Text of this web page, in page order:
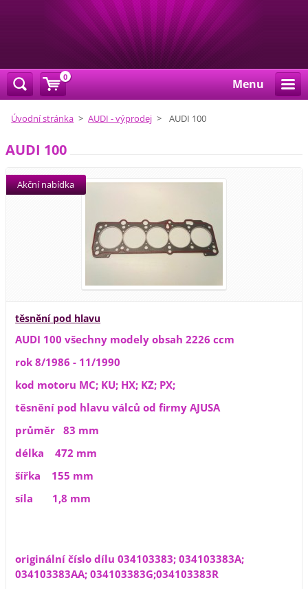
Menu
Úvodní stránka > AUDI - výprodej > AUDI 100
AUDI 100
těsnění pod hlavu
Akční nabídka
AUDI 100 všechny modely obsah 2226 ccm
rok 8/1986 - 11/1990
kod motoru MC; KU; HX; KZ; PX;
těsnění pod hlavu válců od firmy AJUSA
průměr 83 mm
délka 472 mm
šířka 155 mm
síla 1,8 mm
originální číslo dílu 034103383; 034103383A;
034103383AA; 034103383G;034103383R
0